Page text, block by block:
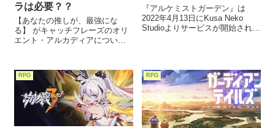
ラは必要？？
【あなたの推しが、最強にな
る】 がキャッチフレーズのオリ
エント・アルカディアについて
である【リセマラ】こちらのゲ
ームに関しても、、、、 必要と
言わざる得ないでしょう！！
『アルケミストガーデン』は
2022年4月13日にKusa Neko
Studioよりサービスが開始された
RPG RPG